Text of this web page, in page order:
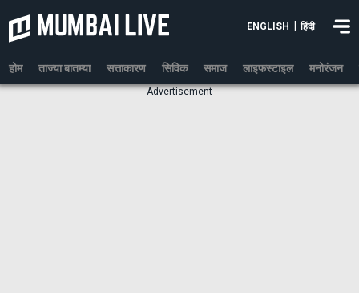
ENGLISH हिंदी
होम ताज्या बातम्या सत्ताकारण सिविक समाज लाइफस्टाइल मनोरंजन
Advertisement